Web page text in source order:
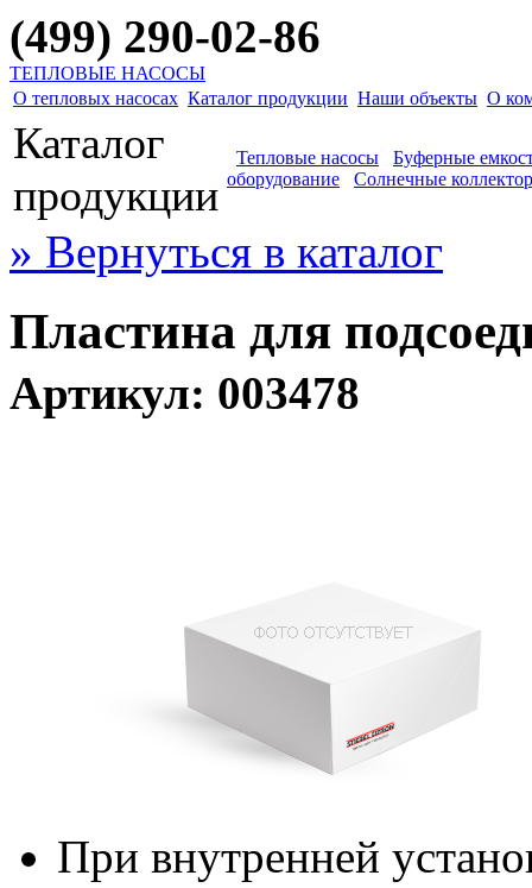
(499) 290-02-86
ТЕПЛОВЫЕ НАСОСЫ
О тепловых насосах Каталог продукции Наши объекты О
Каталог
продукции
Тепловые насосы
Буферные
оборудование
Солнечные
» Вернуться в каталог
Пластина для
Артикул: 003478
При внутренней